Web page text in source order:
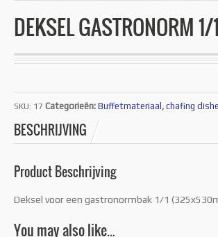
DEKSEL GASTRONORM 1/1
SKU: 17 Categorieën: Buffetmateriaal , chafing
BESCHRIJVING
Product Beschrijving
Deksel voor een gastronormbak 1/1
You may also like…